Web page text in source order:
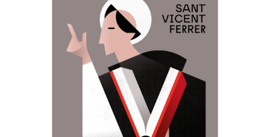
Altar del Mercat
l’Any vicentí de l’Altar
del Tossal
DEJA UNA RESPUESTA
Tu dirección de correo electrónico no será